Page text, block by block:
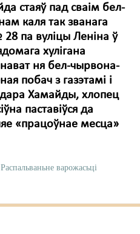
стаяў пад сваім бел-
каля так званага
па вуліцы Леніна ў
хулігана
ня бел-чырвона-
побач з газэтамі і
Хамайды, хлопец
паставіўся да
«працоўнае месца»
Распальваньне варожасьці